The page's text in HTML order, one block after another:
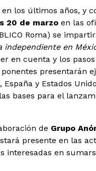
los últimos años, y
20 de marzo en las
Roma) se
independiente en
en cuenta y los
presentarán
y Estados
bases para el
de Grupo
presente en las
interesadas en